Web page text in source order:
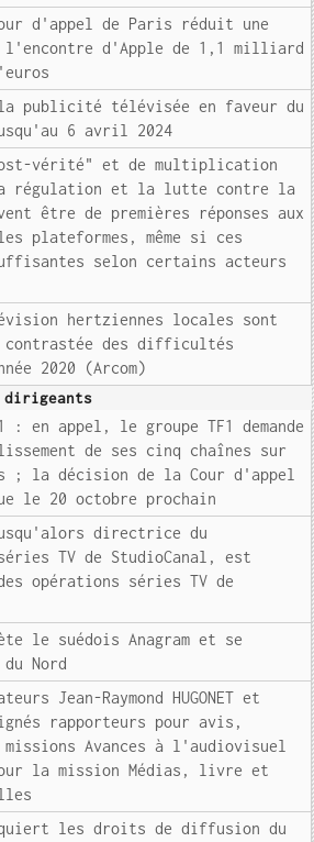
d'appel de Paris réduit une
à l'encontre d'Apple de 1,1 milliard
publicité télévisée en faveur du
6 avril 2024
vérité" et de multiplication
régulation et la lutte contre la
être de premières réponses aux
plateformes, même si ces
selon certains acteurs
hertziennes locales sont
contrastée des difficultés
2020 (Arcom)
dirigeants
: en appel, le groupe TF1 demande
de ses cinq chaînes sur
; la décision de la Cour d'appel
le 20 octobre prochain
jusqu'alors directrice du
TV de StudioCanal, est
opérations séries TV de
le suédois Anagram et se
Nord
Jean-Raymond HUGONET et
rapporteurs pour avis,
missions Avances à l'audiovisuel
la mission Médias, livre et
les droits de diffusion du